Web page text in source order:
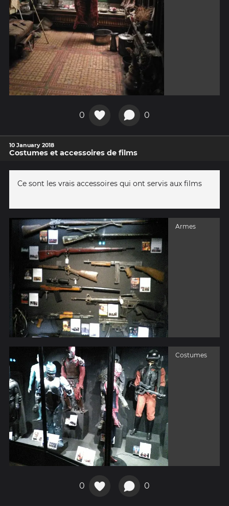
0 0
10 January 2018
Costumes et accessoires de films
Ce sont les vrais accessoires qui ont servis aux films
Armes
Costumes
0 0